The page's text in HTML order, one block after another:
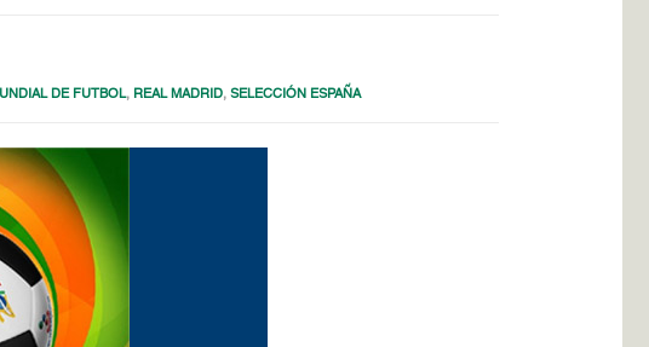
DE FUTBOL, REAL MADRID,SELECCIÓN ESPAÑA